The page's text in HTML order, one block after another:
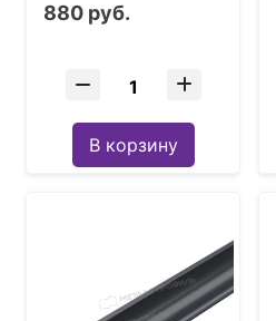
880 руб.
В корзину